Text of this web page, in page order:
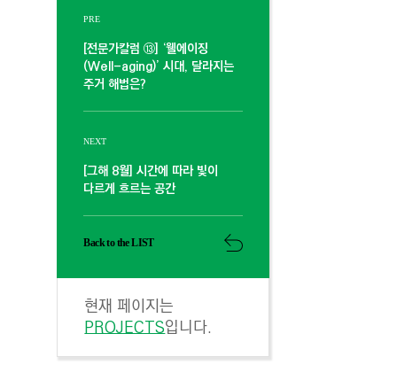
PRE
[전문가칼럼 ⑬] ‘웰에이징
(Well-aging)’ 시대, 달라지는
주거 해법은?
NEXT
[그해 8월] 시간에 따라 빛이
다르게 흐르는 공간
Back to the LIST
현재 페이지는
PROJECTS입니다.